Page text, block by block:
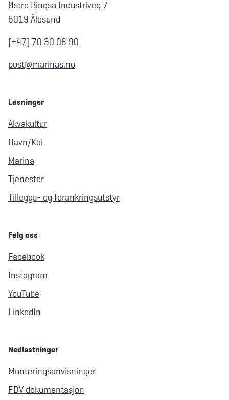
Østre Bingsa Industriveg 7
6019 Ålesund
(+47) 70 30 08 90
post@marinas.no
Løsninger
Akvakultur
Havn/Kai
Marina
Tjenester
Tilleggs- og forankringsutstyr
Følg oss
Facebook
Instagram
YouTube
LinkedIn
Nedlastninger
Monteringsanvisninger
FDV dokumentasjon